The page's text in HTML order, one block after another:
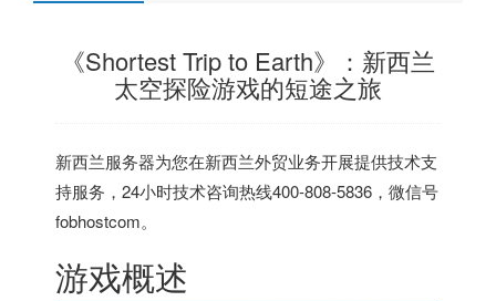
《Shortest Trip to Earth》：新西兰
太空探险游戏的短途之旅
新西兰服务器为您在新西兰外贸业务开展提供技术支
持服务，24小时技术咨询热线400-808-5836，微信号
fobhostcom。
游戏概述